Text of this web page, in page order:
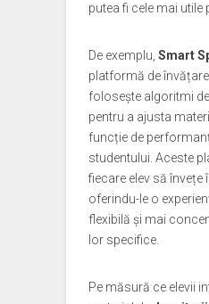
putea fi cele mai utile
De exemplu, Smart
platformă de învățare
folosește algoritmi
pentru a ajusta
funcție de
studentului. Aceste
fiecare elev să învețe
oferindu-le o
flexibilă și mai
lor specifice.
Pe măsură ce elevii